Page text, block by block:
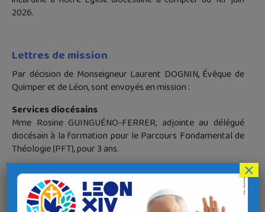
2026.
Lettres de mission
Par décision de Monseigneur Laurent DOGNIN, Évêque de
Quimper et de Léon, sont envoyés en mission :
Services diocésains
Mme Rosine GUINGUÉNO-FERRER, adjointe au délégué
diocésain à la formation pour le Parcours Fondamental de
Théologie (PFT), pour 3 ans.
Mme Fabienne TAFANI, est renouvelée dans sa mission de
coordinatrice de la Maison diocésaine de Brest, pour 3
ans.
×